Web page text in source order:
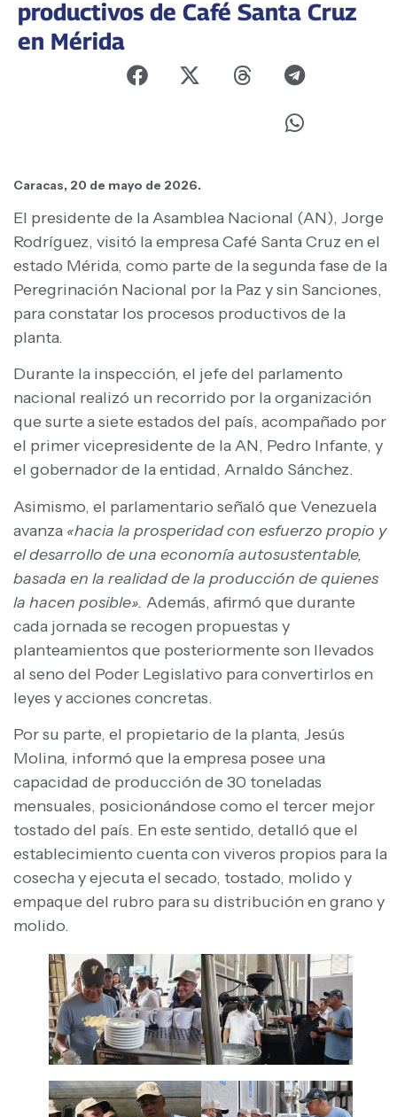
productivos de Café Santa Cruz
en Mérida
Caracas, 20 de mayo de 2026.
El presidente de la Asamblea Nacional (AN), Jorge
Rodríguez, visitó la empresa Café Santa Cruz en el
estado Mérida, como parte de la segunda fase de la
Peregrinación Nacional por la Paz y sin Sanciones,
para constatar los procesos productivos de la
planta.
Durante la inspección, el jefe del parlamento
nacional realizó un recorrido por la organización
que surte a siete estados del país, acompañado por
el primer vicepresidente de la AN, Pedro Infante, y
el gobernador de la entidad, Arnaldo Sánchez.
Asimismo, el parlamentario señaló que Venezuela
avanza «hacia la prosperidad con esfuerzo propio y
el desarrollo de una economía autosustentable,
basada en la realidad de la producción de quienes
la hacen posible». Además, afirmó que durante
cada jornada se recogen propuestas y
planteamientos que posteriormente son llevados
al seno del Poder Legislativo para convertirlos en
leyes y acciones concretas.
Por su parte, el propietario de la planta, Jesús
Molina, informó que la empresa posee una
capacidad de producción de 30 toneladas
mensuales, posicionándose como el tercer mejor
tostado del país. En este sentido, detalló que el
establecimiento cuenta con viveros propios para la
cosecha y ejecuta el secado, tostado, molido y
empaque del rubro para su distribución en grano y
molido.